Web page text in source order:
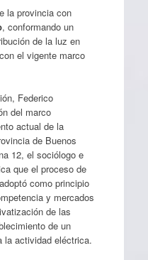
la provincia con
, conformando un
de la luz en
el vigente marco
Federico
del marco
actual de la
de Buenos
12, el sociólogo e
que el proceso de
como principio
y mercados
de las
de un
la actividad eléctrica.